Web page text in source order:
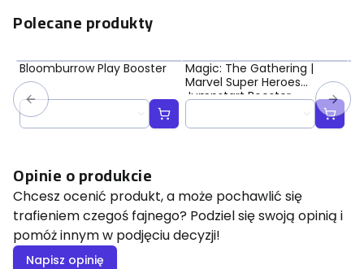
Polecane produkty
Bloomburrow Play Booster
Magic: The Gathering |
Marvel Super Heroes
Jumpstart Booster
Opinie o produkcie
Chcesz ocenić produkt, a może pochawlić się
trafieniem czegoś fajnego? Podziel się swoją opinią i
pomóż innym w podjęciu decyzji!
Napisz opinię